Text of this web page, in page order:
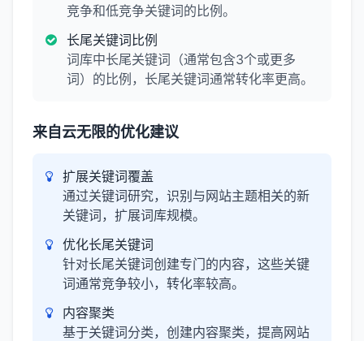
竞争和低竞争关键词的比例。
长尾关键词比例
词库中长尾关键词（通常包含3个或更多
词）的比例，长尾关键词通常转化率更高。
来自云无限的优化建议
扩展关键词覆盖
通过关键词研究，识别与网站主题相关的新
关键词，扩展词库规模。
优化长尾关键词
针对长尾关键词创建专门的内容，这些关键
词通常竞争较小，转化率较高。
内容聚类
基于关键词分类，创建内容聚类，提高网站